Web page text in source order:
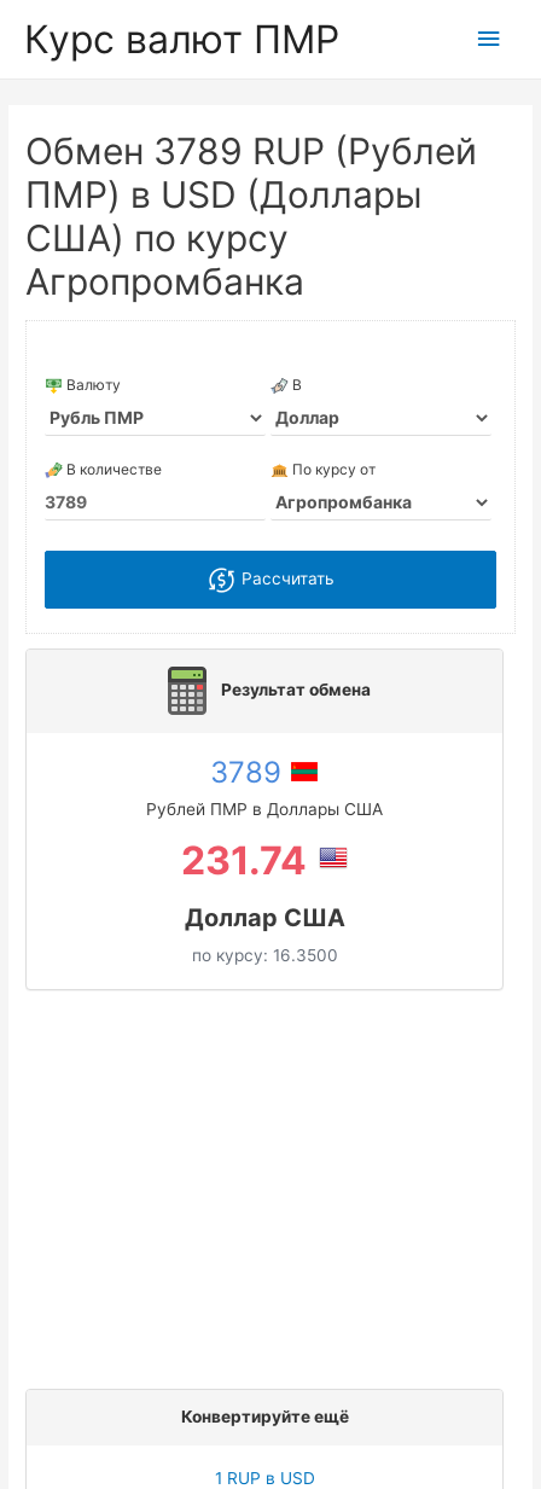
Курс валют ПМР
Обмен 3789 RUP (Рублей
ПМР) в USD (Доллары
США) по курсу
Агропромбанка
Валюту В
В количестве По курсу от
Рассчитать
Результат обмена
3789
Рублей ПМР в Доллары США
231.74
Доллар США
по курсу: 16.3500
Конвертируйте ещё
1 RUP в USD